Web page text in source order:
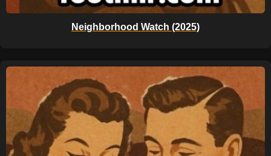
Neighborhood Watch (2025)